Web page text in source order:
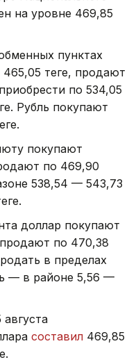
на уровне 469,85
пунктах
теңге, продают
по 534,05
Рубль покупают
покупают
по 469,90
538,54 — 543,73
доллар покупают
продают по 470,38
в пределах
— в районе 5,56 —
составил 469,85